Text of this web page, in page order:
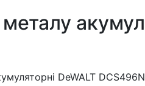
DeWALT DCS496N